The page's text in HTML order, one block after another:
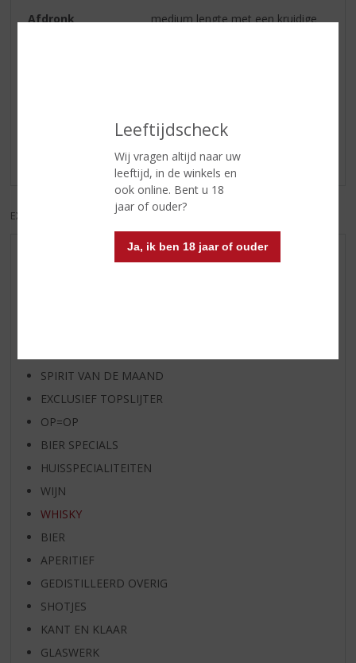
Leeftijdscheck
Wij vragen altijd naar uw
leeftijd, in de winkels en
ook online. Bent u 18
jaar of ouder?
Ja, ik ben 18 jaar of ouder
Afdronk
medium lengte met een kruidige
Schrijf een review
Er zijn nog geen reviews geplaatst voor dit product
EXCL. BTW INCL. BTW
AANBIEDINGEN
SPIRIT VAN DE MAAND
EXCLUSIEF TOPSLIJTER
OP=OP
BIER SPECIALS
HUISSPECIALITEITEN
WIJN
WHISKY
BIER
APERITIEF
GEDISTILLEERD OVERIG
SHOTJES
KANT EN KLAAR
GLASWERK